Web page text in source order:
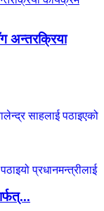
अन्तरक्रिया